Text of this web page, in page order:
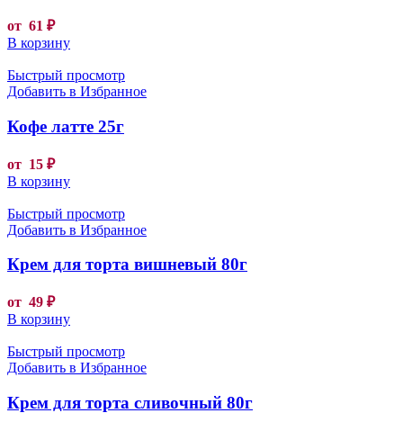
от 61 ₽
В корзину
Быстрый просмотр
Добавить в Избранное
Кофе латте 25г
от 15 ₽
В корзину
Быстрый просмотр
Добавить в Избранное
Крем для торта вишневый 80г
от 49 ₽
В корзину
Быстрый просмотр
Добавить в Избранное
Крем для торта сливочный 80г